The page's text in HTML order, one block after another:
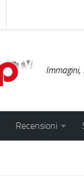
Recensioni